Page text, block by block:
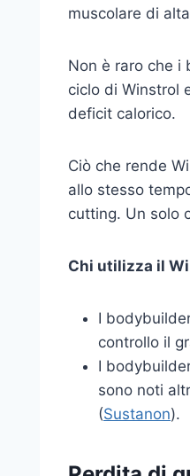
muscolare di
Non è raro che i
ciclo di Winstrol
deficit calorico.
Ciò che rende
allo stesso
cutting. Un solo
Chi utilizza il
I
controllo il
I
sono noti
(Sustanon).